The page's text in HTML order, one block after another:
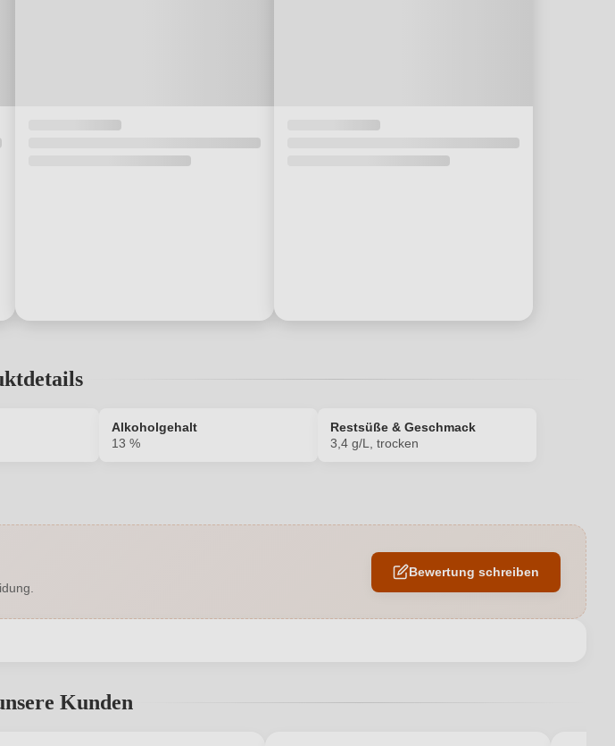
Alkoholgehalt
13 %
Restsüße & Geschmack
3,4 g/L, trocken
Edelstahltank
Ja
Bewertung schreiben
Kunden